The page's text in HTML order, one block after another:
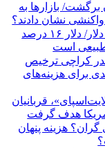
تومان برگشت/ بازارها به
نشان دادند؟
اظهارات همتی درباره دلار/ دلار ۱۶ درصد
است
کراچی ترخیص
۸۰ درصدی برای هزینه‌های
قربانیان
گران؟ هزینه پنهان